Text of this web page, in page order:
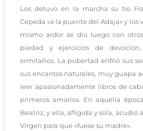
Los detuvo en la marcha su tío
Cepeda «a la puente del Adaja» y los
mismo ardor se dio luego con
piedad y ejercicios de
ermitaños. La pubertad enfrió sus
sus encantos naturales, muy guapa
leer apasionadamente libros de
primeros amoríos. En aquella
Beatriz, y ella, afligida y sola, acudió
Virgen para que «fuese su madre».